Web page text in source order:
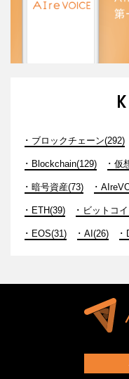
ブロックチェーン(292)
Blockchain(129) 仮
暗号資産(73)
ETH(39) ビットコ
EOS(31) AI(26)